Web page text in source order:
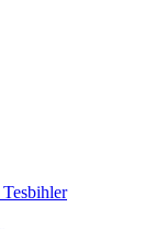
Tesbihler